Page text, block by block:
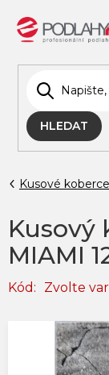
obsah
HLEDAT
Kusové koberce
Kusový
MIAMI
Kód: Zvolte